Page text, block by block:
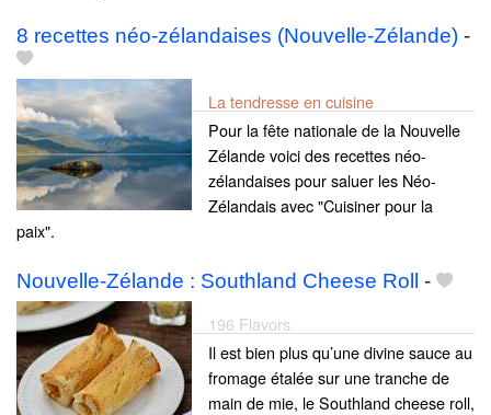
8 recettes néo-zélandaises (Nouvelle-Zélande) -
La tendresse en cuisine
Pour la fête nationale de la Nouvelle
Zélande voici des recettes néo-
zélandaises pour saluer les Néo-
Zélandais avec "Cuisiner pour la
paix".
Nouvelle-Zélande : Southland Cheese Roll -
196 Flavors
Il est bien plus qu’une divine sauce au
fromage étalée sur une tranche de
main de mie, le Southland cheese roll,